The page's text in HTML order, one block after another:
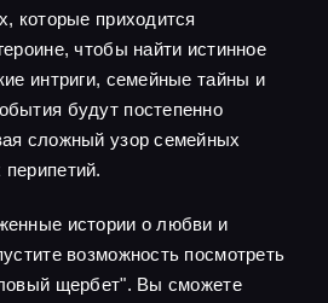
которые приходится
чтобы найти истинное
интриги, семейные тайны и
будут постепенно
сложный узор семейных
истории о любви и
возможность посмотреть
щербет". Вы сможете